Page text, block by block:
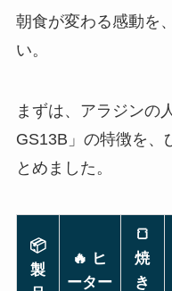
朝食が変わる感動を
い。
まずは、アラジンの
GS13B」の特徴を、
とめました。
📦
製
🔥 ヒ
ーター
🍞
焼
き